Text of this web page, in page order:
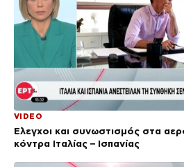
VIDEO
Έλεγχοι και συνωστισμός στα
κόντρα Ιταλίας – Ισπανίας